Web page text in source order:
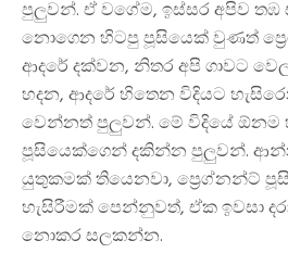
පුලුවන්. ඒ වගේම, ඉස්සර අපිව
නොගෙන හිටපු පූසියෙක් වුණත්
ආදරේ දක්වන, නිතර අපි ගාවට
හදන, ආදරේ හිතෙන විදියට
වෙන්නත් පුලුවන්. මේ විදියේ ඕනම
පූසියෙක්ගෙන් දකින්න පුලුවන්.
යුතුකමක් තියෙනවා, ප්‍රෙග්නන්ට්
හැසිරීමක් පෙන්නුවත්, ඒක ඉවසා
නොකර සලකන්න.